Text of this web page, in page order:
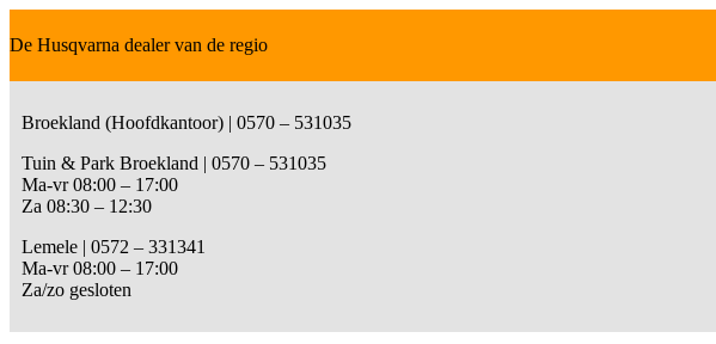
De Husqvarna dealer van de regio
Broekland (Hoofdkantoor) | 0570 – 531035
Tuin & Park Broekland | 0570 – 531035
Ma-vr 08:00 – 17:00
Za 08:30 – 12:30
Lemele | 0572 – 331341
Ma-vr 08:00 – 17:00
Za/zo gesloten